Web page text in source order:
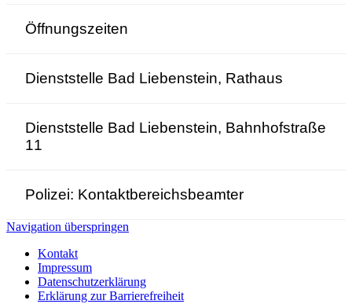
Öffnungszeiten
Dienststelle Bad Liebenstein, Rathaus
Dienststelle Bad Liebenstein, Bahnhofstraße
11
Polizei: Kontaktbereichsbeamter
Navigation überspringen
Kontakt
Impressum
Datenschutzerklärung
Erklärung zur Barrierefreiheit